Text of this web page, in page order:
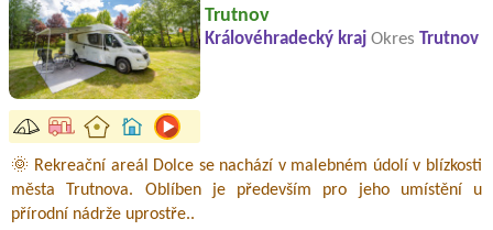
Trutnov
Královéhradecký kraj Okres Trutnov
🌞 Rekreační areál Dolce se nachází v malebném údolí v blízkosti
města Trutnova. Oblíben je především pro jeho umístění u
přírodní nádrže uprostře..